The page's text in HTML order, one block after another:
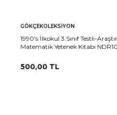
GÖKÇEKOLEKSIYON
1990's İlkokul 3.Sınıf Testli-
Matematik Yetenek Kitabı
500,00 TL